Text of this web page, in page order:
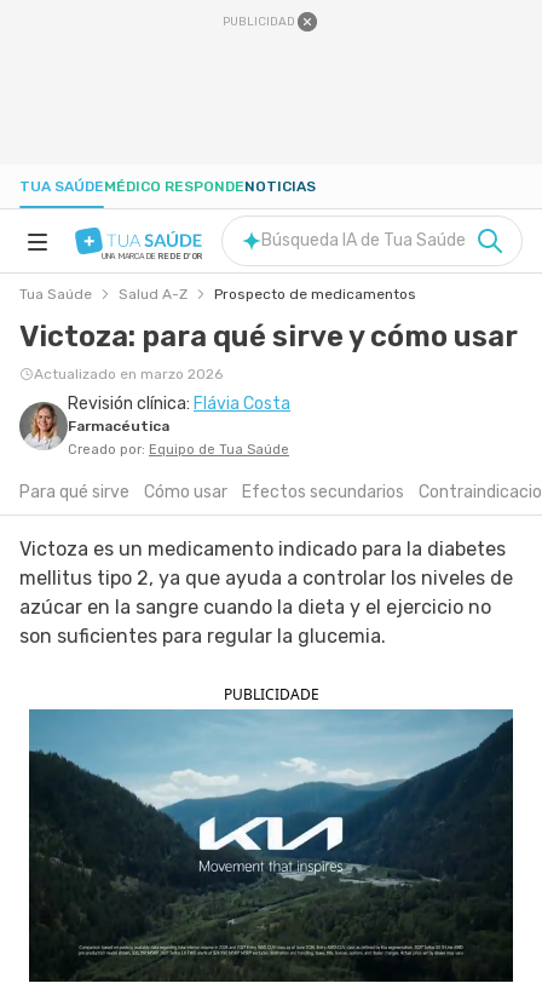
PUBLICIDAD
TUA SAÚDEMÉDICO RESPONDENOTICIAS
NUTRICIÓN
EMBARAZO
BIENESTAR
SIGUE TUA SAÚDE EN LAS REDES SOCIALES
UNA MARCA DE REDE D'OR
Búsqueda IA de Tua Saúde
Tua Saúde Salud A-Z Prospecto de medicamentos
Victoza: para qué sirve y cómo usar
Actualizado en marzo 2026
Revisión clínica: Flávia Costa
Farmacéutica
Creado por: Equipo de Tua Saúde
Para qué sirve Cómo usar Efectos secundarios
Victoza es un medicamento indicado para la diabetes
mellitus tipo 2, ya que ayuda a controlar los niveles de
azúcar en la sangre cuando la dieta y el ejercicio no
son suficientes para regular la glucemia.
PUBLICIDADE